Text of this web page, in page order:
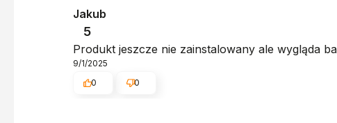
Jakub
5
Produkt jeszcze nie zainstalowany ale wygląda
9/1/2025
0
0